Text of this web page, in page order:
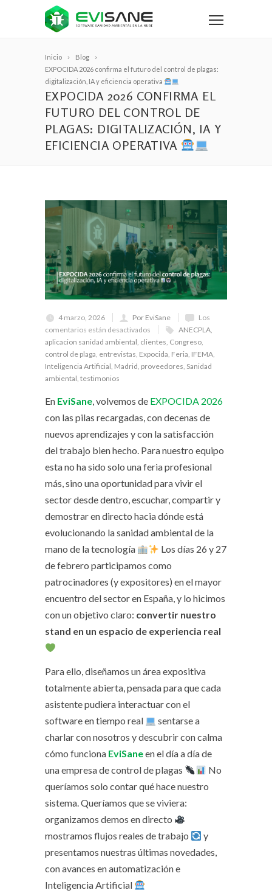
Inicio
Blog
EXPOCIDA 2026 confirma el futuro del control de plagas:
digitalización, IA y eficiencia operativa
EXPOCIDA 2026 CONFIRMA EL
FUTURO DEL CONTROL DE
PLAGAS: DIGITALIZACIÓN, IA Y
EFICIENCIA OPERATIVA
4 marzo, 2026 Por EviSane
Los
comentarios están desactivados
ANECPLA,
aplicacion sanidad ambiental, clientes, Congreso,
control de plaga, entrevistas, Expocida, Feria, IFEMA,
Inteligencia Artificial, Madrid, proveedores, Sanidad
ambiental, testimonios
En EviSane, volvemos de EXPOCIDA 2026
con las pilas recargadas, con decenas de
nuevos aprendizajes y con la satisfacción
del trabajo bien hecho. Para nuestro equipo
esta no ha sido solo una feria profesional
más, sino una oportunidad para vivir el
sector desde dentro, escuchar, compartir y
demostrar en directo hacia dónde está
evolucionando la sanidad ambiental de la
mano de la tecnología
Los días 26 y 27
de febrero participamos como
patrocinadores (y expositores) en el mayor
encuentro del sector en España, y lo hicimos
con un objetivo claro: convertir nuestro
stand en un espacio de experiencia real
Para ello, diseñamos un área expositiva
totalmente abierta, pensada para que cada
asistente pudiera interactuar con el
software en tiempo real
sentarse a
charlar con nosotros y descubrir con calma
cómo funciona EviSaneen el día a día de
una empresa de control de plagas
No
queríamos solo contar qué hace nuestro
sistema. Queríamos que se viviera:
organizamos demos en directo
mostramos flujos reales de trabajo
y
presentamos nuestras últimas novedades,
con avances en automatización e
Inteligencia Artificial